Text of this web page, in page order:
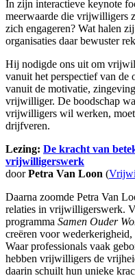
In zijn interactieve keynote
meerwaarde die vrijwilligers
zich engageren? Wat halen
organisaties daar bewuster
Hij nodigde ons uit om
vanuit het perspectief van de
vanuit de motivatie,
vrijwilliger. De boodschap
vrijwilligers wil werken,
drijfveren.
Lezing: De kracht van
vrijwilligerswerk
doorPetra Van Loon (
Daarna zoomde Petra Van
relaties in vrijwilligerswerk.
programma Samen Ouder
creëren voor
Waar professionals vaak
hebben vrijwilligers de
daarin schuilt hun unieke